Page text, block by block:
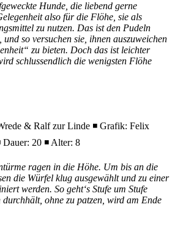
Hunde, die liebend gerne
also für die Flöhe, sie als
zu nutzen. Das ist den Pudeln
so versuchen sie, ihnen auszuweichen
zu bieten. Doch das ist leichter
schlussendlich die wenigsten Flöhe
& Ralf zur Linde ◾ Grafik: Felix
Dauer: 20 ◾ Alter: 8
ragen in die Höhe. Um bis an die
die Würfel klug ausgewählt und zu einer
werden. So geht‘s Stufe um Stufe
ohne zu patzen, wird am Ende